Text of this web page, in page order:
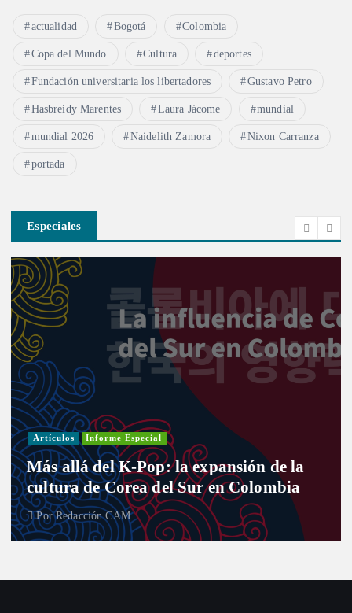
actualidad Bogotá Colombia
Copa del Mundo Cultura deportes
Fundación universitaria los libertadores Gustavo Petro
Hasbreidy Marentes Laura Jácome mundial
mundial 2026 Naidelith Zamora Nixon Carranza
portada
Especiales
Artículos Informe Especial
Más allá del K-Pop: la expansión de la
cultura de Corea del Sur en Colombia
PorRedacción CAM